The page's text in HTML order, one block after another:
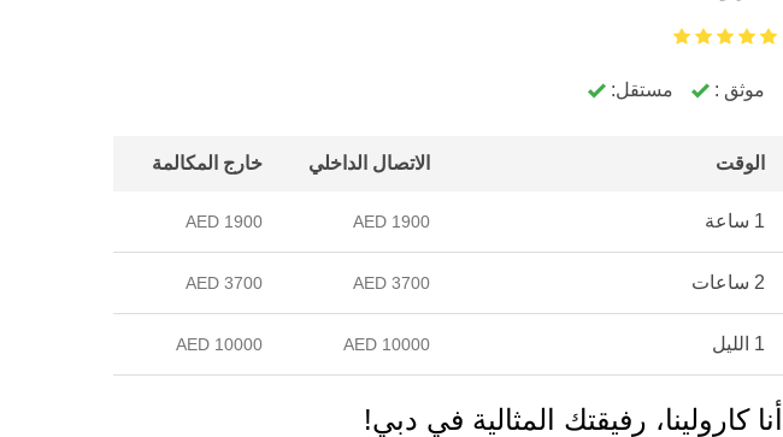
أنا كارولينا، رفيقتك المثالية في دبي!
موثق : مستقل:
الوقت الاتصال الداخلي خارج المكالمة
1 ساعة 1900 AED
1900 AED
2 ساعات 3700 AED
3700 AED
1 الليل 10000 AED
10000 AED